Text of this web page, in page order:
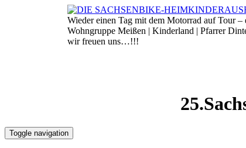
Wieder einen Tag mit dem Motorrad auf Tour
Wohngruppe Meißen | Kinderland | Pfarrer
wir freuen uns…!!!
Toggle navigation